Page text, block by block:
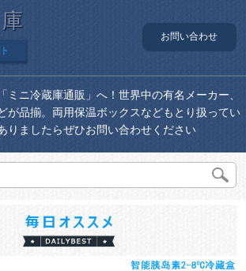
お問い合わせ
ミニ冷蔵庫通販」へ！世界中の有名メーカー、
が品揃。両用保温ボックスなどもとり扱ってい
りましたらぜひお問い合わせください